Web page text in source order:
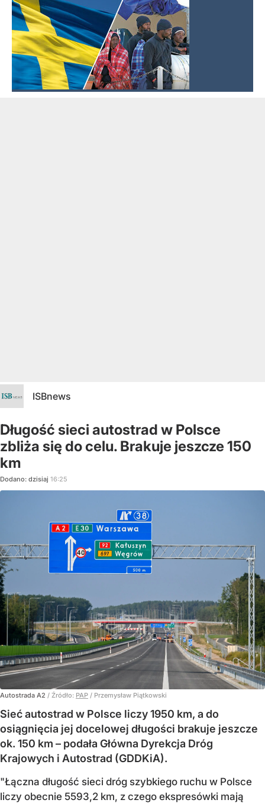
ISBnews
Długość sieci autostrad w Polsce
zbliża się do celu. Brakuje jeszcze 150
km
Dodano: dzisiaj 16:25
Autostrada A2 / Źródło: PAP / Przemysław Piątkowski
Sieć autostrad w Polsce liczy 1950 km, a do
osiągnięcia jej docelowej długości brakuje jeszcze
ok. 150 km – podała Główna Dyrekcja Dróg
Krajowych i Autostrad (GDDKiA).
"Łączna długość sieci dróg szybkiego ruchu w Polsce
liczy obecnie 5593,2 km, z czego ekspresówki mają